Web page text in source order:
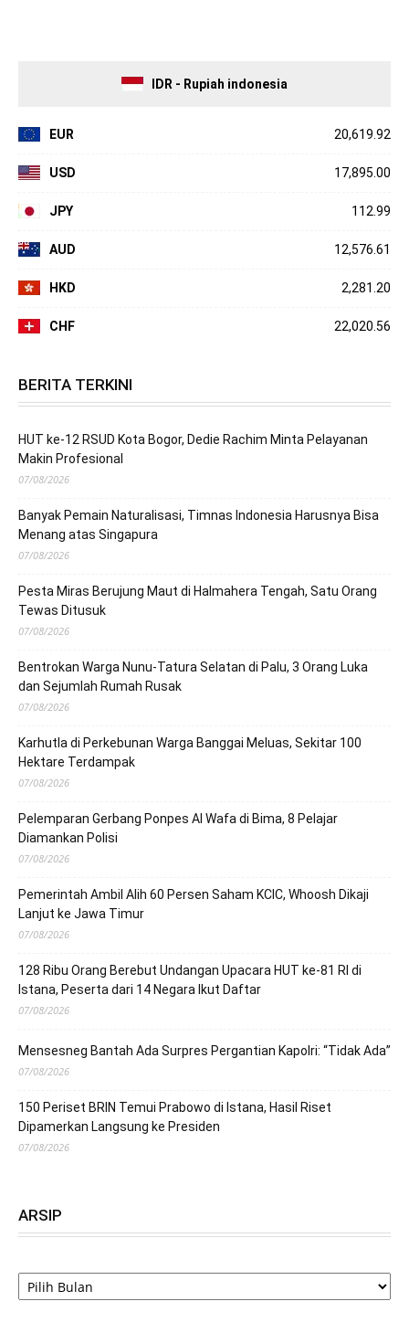
IDR - Rupiah indonesia
EUR 20,619.92
USD 17,895.00
JPY 112.99
AUD 12,576.61
HKD 2,281.20
CHF 22,020.56
BERITA TERKINI
HUT ke-12 RSUD Kota Bogor, Dedie Rachim Minta Pelayanan
Makin Profesional
07/08/2026
Banyak Pemain Naturalisasi, Timnas Indonesia Harusnya Bisa
Menang atas Singapura
07/08/2026
Pesta Miras Berujung Maut di Halmahera Tengah, Satu Orang
Tewas Ditusuk
07/08/2026
Bentrokan Warga Nunu-Tatura Selatan di Palu, 3 Orang Luka
dan Sejumlah Rumah Rusak
07/08/2026
Karhutla di Perkebunan Warga Banggai Meluas, Sekitar 100
Hektare Terdampak
07/08/2026
Pelemparan Gerbang Ponpes Al Wafa di Bima, 8 Pelajar
Diamankan Polisi
07/08/2026
Pemerintah Ambil Alih 60 Persen Saham KCIC, Whoosh Dikaji
Lanjut ke Jawa Timur
07/08/2026
128 Ribu Orang Berebut Undangan Upacara HUT ke-81 RI di
Istana, Peserta dari 14 Negara Ikut Daftar
07/08/2026
Mensesneg Bantah Ada Surpres Pergantian Kapolri: “Tidak Ada”
07/08/2026
150 Periset BRIN Temui Prabowo di Istana, Hasil Riset
Dipamerkan Langsung ke Presiden
07/08/2026
ARSIP
ARSIP